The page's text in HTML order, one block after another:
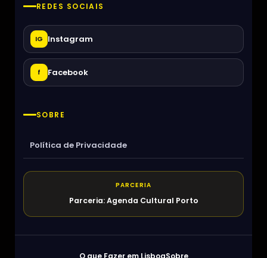
REDES SOCIAIS
IG Instagram
f Facebook
SOBRE
Política de Privacidade
PARCERIA
Parceria: Agenda Cultural Porto
O que Fazer em LisboaSobre